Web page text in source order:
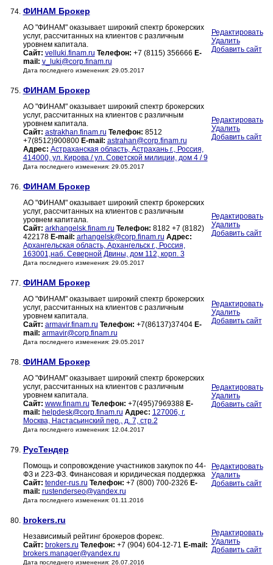
74. ФИНАМ Брокер
АО "ФИНАМ" оказывает широкий спектр брокерских
услуг, рассчитанных на клиентов с различным
уровнем капитала.
Сайт: velluki.finam.ru Телефон: +7 (8115) 356666 E-
mail: v_luki@corp.finam.ru
Дата последнего изменения: 29.05.2017
Редактировать
Удалить
Добавить сайт
75. ФИНАМ Брокер
АО "ФИНАМ" оказывает широкий спектр брокерских
услуг, рассчитанных на клиентов с различным
уровнем капитала.
Сайт: astrakhan.finam.ru Телефон: 8512
+7(8512)900800 E-mail: astrahan@corp.finam.ru
Адрес: Астраханская область, Астрахань г., Россия,
414000, ул. Кирова / ул. Советской милиции, дом 4 / 9
Дата последнего изменения: 29.05.2017
Редактировать
Удалить
Добавить сайт
76. ФИНАМ Брокер
АО "ФИНАМ" оказывает широкий спектр брокерских
услуг, рассчитанных на клиентов с различным
уровнем капитала.
Сайт: arkhangelsk.finam.ru Телефон: 8182 +7 (8182)
422178 E-mail: arhangelsk@corp.finam.ru Адрес:
Архангельская область, Архангельск г., Россия,
163001,наб. Северной Двины, дом 112, корп. 3
Дата последнего изменения: 29.05.2017
Редактировать
Удалить
Добавить сайт
77. ФИНАМ Брокер
АО "ФИНАМ" оказывает широкий спектр брокерских
услуг, рассчитанных на клиентов с различным
уровнем капитала.
Сайт: armavir.finam.ru Телефон: +7(86137)37404 E-
mail: armavir@corp.finam.ru
Дата последнего изменения: 29.05.2017
Редактировать
Удалить
Добавить сайт
78. ФИНАМ Брокер
АО "ФИНАМ" оказывает широкий спектр брокерских
услуг, рассчитанных на клиентов с различным
уровнем капитала.
Сайт: www.finam.ru Телефон: +7(495)7969388 E-
mail: helpdesk@corp.finam.ru Адрес: 127006, г.
Москва, Настасьинский пер., д. 7, стр.2
Дата последнего изменения: 12.04.2017
Редактировать
Удалить
Добавить сайт
79. РусТендер
Помощь и сопровождение участников закупок по 44-
ФЗ и 223-ФЗ. Финансовая и юридическая поддержка
Сайт: tender-rus.ru Телефон: +7 (800) 700-2326 E-
mail: rustenderseo@yandex.ru
Дата последнего изменения: 01.11.2016
Редактировать
Удалить
Добавить сайт
80. brokers.ru
Независимый рейтинг брокеров форекс.
Сайт: brokers.ru Телефон: +7 (904) 604-12-71 E-mail:
brokers.manager@yandex.ru
Дата последнего изменения: 26.07.2016
Редактировать
Удалить
Добавить сайт